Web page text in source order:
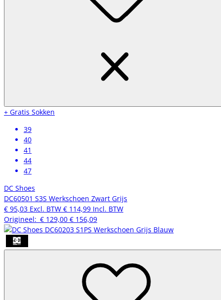
+ Gratis Sokken
39
40
41
44
47
DC Shoes
DC60501 S3S Werkschoen Zwart Grijs
€ 95,03 Excl. BTW € 114,99 Incl. BTW
Origineel: € 129,00 € 156,09